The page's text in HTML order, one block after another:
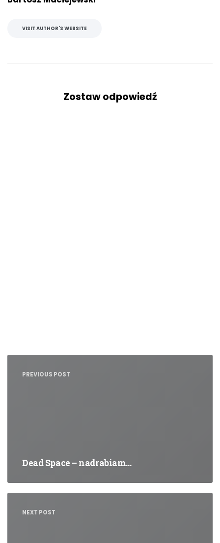
VISIT AUTHOR'S WEBSITE
Zostaw odpowiedź
Nawigacja
PREVIOUS POST
Dead Space – nadrabiam…
NEXT POST